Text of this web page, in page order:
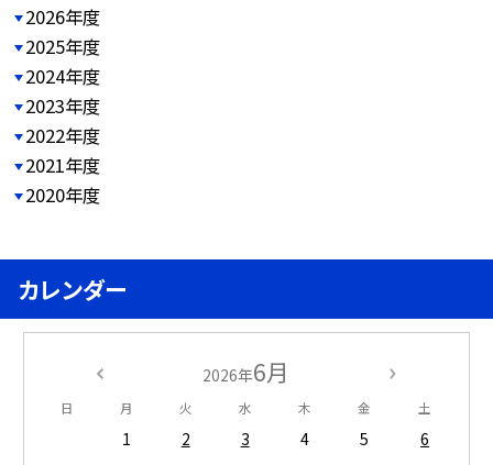
2026年度
2025年度
2024年度
2023年度
2022年度
2021年度
2020年度
カレンダー
2026年6月
日 月 火 水 木 金 土
1 2 3 4 5
6